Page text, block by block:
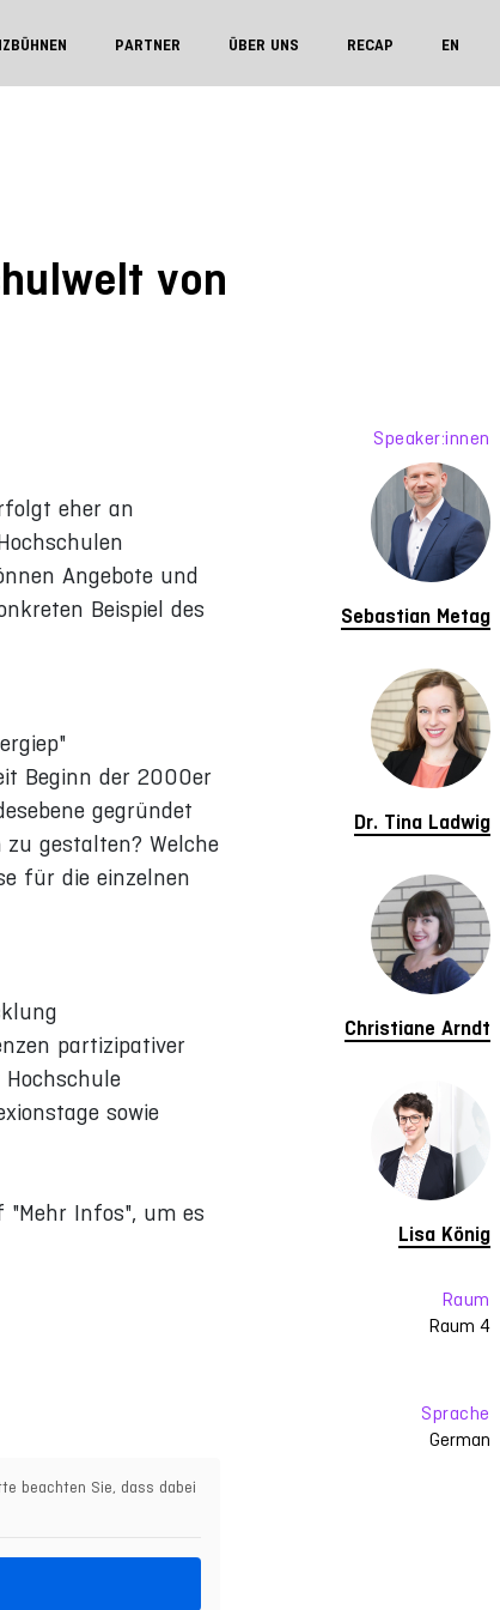
PARTNER ÜBER UNS RECAP EN
von
eher an
Angebote und
Beispiel des
Beginn der 2000er
gegründet
gestalten? Welche
für die einzelnen
partizipativer
sowie
"Mehr Infos", um es
beachten Sie, dass dabei
Speaker:innen
Sebastian Metag
Dr. Tina Ladwig
Christiane Arndt
Lisa König
Raum
Raum 4
Sprache
German